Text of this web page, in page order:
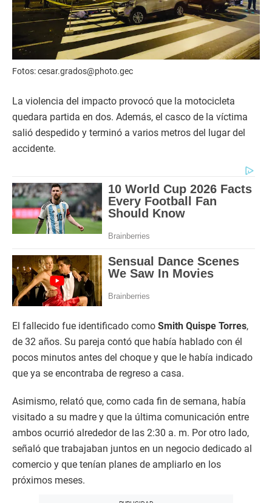
Fotos: cesar.grados@photo.gec
La violencia del impacto provocó que la motocicleta
quedara partida en dos. Además, el casco de la víctima
salió despedido y terminó a varios metros del lugar del
accidente.
El fallecido fue identificado como Smith Quispe Torres,
de 32 años. Su pareja contó que había hablado con él
pocos minutos antes del choque y que le había indicado
que ya se encontraba de regreso a casa.
Asimismo, relató que, como cada fin de semana, había
visitado a su madre y que la última comunicación entre
ambos ocurrió alrededor de las 2:30 a. m. Por otro lado,
señaló que trabajaban juntos en un negocio dedicado al
comercio y que tenían planes de ampliarlo en los
próximos meses.